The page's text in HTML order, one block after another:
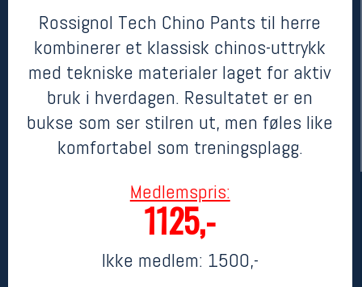
Rossignol Tech Chino Pants til herre
kombinerer et klassisk chinos-uttrykk
med tekniske materialer laget for aktiv
bruk i hverdagen. Resultatet er en
bukse som ser stilren ut, men føles like
komfortabel som treningsplagg.
Medlemspris:
1125,-
Ikke medlem: 1500,-
Her finner du oss